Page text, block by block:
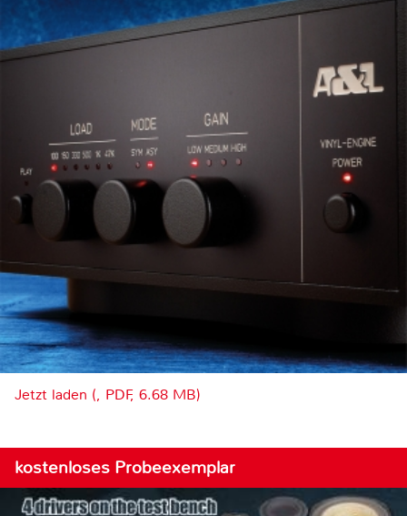
Jetzt laden (, PDF, 6.68 MB)
kostenloses Probeexemplar